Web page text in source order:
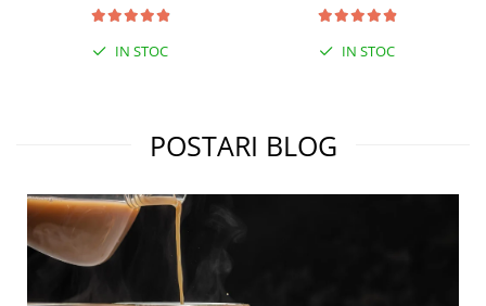
IN STOC IN STOC
POSTARI BLOG